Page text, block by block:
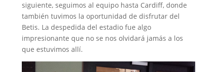
siguiente, seguimos al equipo hasta Cardiff, donde
también tuvimos la oportunidad de disfrutar del
Betis. La despedida del estadio fue algo
impresionante que no se nos olvidará jamás a los
que estuvimos allí.